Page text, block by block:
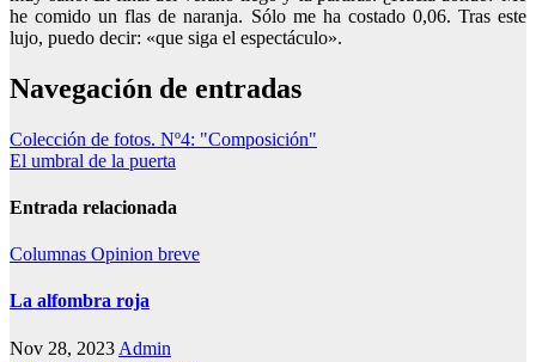
he comido un flas de naranja. Sólo me ha costado 0,06. Tras este
lujo, puedo decir: «que siga el espectáculo».
Navegación de entradas
Colección de fotos. Nº4: "Composición"
El umbral de la puerta
Entrada relacionada
Columnas Opinion breve
La alfombra roja
Nov 28, 2023 Admin